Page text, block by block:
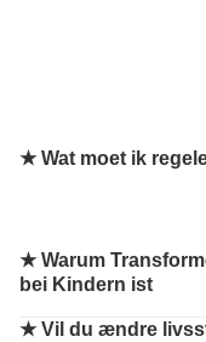
★ Wat moet ik
★Warum
bei Kindern ist
★Vil du ændre